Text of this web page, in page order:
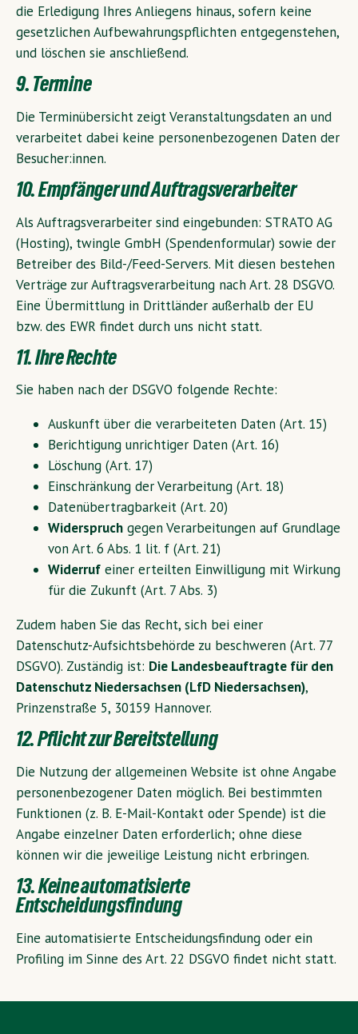
die Erledigung Ihres Anliegens hinaus, sofern keine
gesetzlichen Aufbewahrungspflichten entgegenstehen,
und löschen sie anschließend.
9. Termine
Die Terminübersicht zeigt Veranstaltungsdaten an und
verarbeitet dabei keine personenbezogenen Daten der
Besucher:innen.
10. Empfänger und Auftragsverarbeiter
Als Auftragsverarbeiter sind eingebunden: STRATO AG
(Hosting), twingle GmbH (Spendenformular) sowie der
Betreiber des Bild-/Feed-Servers. Mit diesen bestehen
Verträge zur Auftragsverarbeitung nach Art. 28 DSGVO.
Eine Übermittlung in Drittländer außerhalb der EU
bzw. des EWR findet durch uns nicht statt.
11. Ihre Rechte
Sie haben nach der DSGVO folgende Rechte:
Auskunft über die verarbeiteten Daten (Art. 15)
Berichtigung unrichtiger Daten (Art. 16)
Löschung (Art. 17)
Einschränkung der Verarbeitung (Art. 18)
Datenübertragbarkeit (Art. 20)
Widerspruch gegen Verarbeitungen auf Grundlage
von Art. 6 Abs. 1 lit. f (Art. 21)
Widerruf einer erteilten Einwilligung mit Wirkung
für die Zukunft (Art. 7 Abs. 3)
Zudem haben Sie das Recht, sich bei einer
Datenschutz-Aufsichtsbehörde zu beschweren (Art. 77
DSGVO). Zuständig ist: Die Landesbeauftragte für den
Datenschutz Niedersachsen (LfD Niedersachsen),
Prinzenstraße 5, 30159 Hannover.
12. Pflicht zur Bereitstellung
Die Nutzung der allgemeinen Website ist ohne Angabe
personenbezogener Daten möglich. Bei bestimmten
Funktionen (z. B. E-Mail-Kontakt oder Spende) ist die
Angabe einzelner Daten erforderlich; ohne diese
können wir die jeweilige Leistung nicht erbringen.
13. Keine automatisierte
Entscheidungsfindung
Eine automatisierte Entscheidungsfindung oder ein
Profiling im Sinne des Art. 22 DSGVO findet nicht statt.